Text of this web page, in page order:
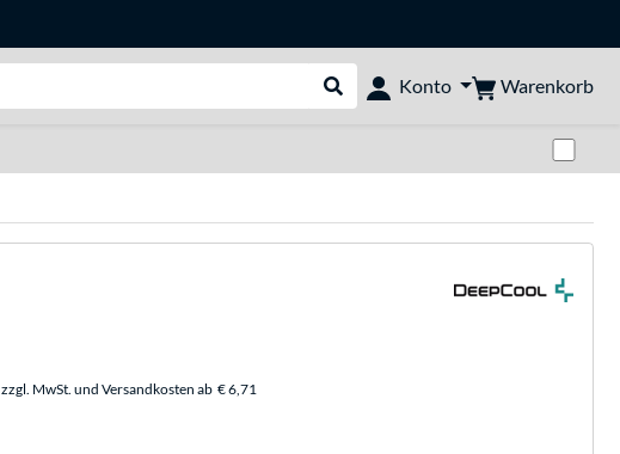
Suche durchführen
Konto Warenkorb
zzgl. MwSt. und Versandkosten ab € 6,71